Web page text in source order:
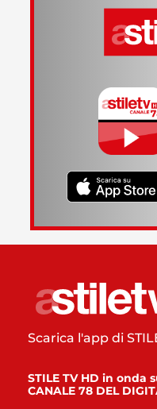
Scarica l'app di
STILE TV HD in onda
CANALE 78 DEL